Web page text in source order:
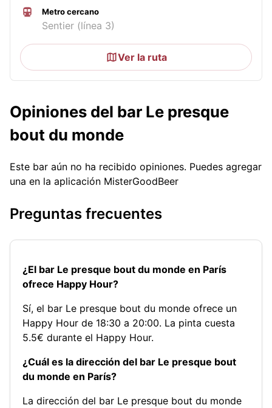
Metro cercano
Sentier (línea 3)
Ver la ruta
Opiniones del bar Le presque
bout du monde
Este bar aún no ha recibido opiniones. Puedes agregar
una en la aplicación MisterGoodBeer
Preguntas frecuentes
¿El bar Le presque bout du monde en París
ofrece Happy Hour?
Sí, el bar Le presque bout du monde ofrece un
Happy Hour de 18:30 a 20:00. La pinta cuesta
5.5€ durante el Happy Hour.
¿Cuál es la dirección del bar Le presque bout
du monde en París?
La dirección del bar Le presque bout du monde